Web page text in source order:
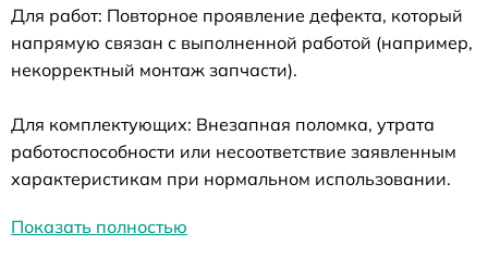
Для работ: Повторное проявление дефекта, который
напрямую связан с выполненной работой (например,
некорректный монтаж запчасти).
Для комплектующих: Внезапная поломка, утрата
работоспособности или несоответствие заявленным
характеристикам при нормальном использовании.
Показать полностью